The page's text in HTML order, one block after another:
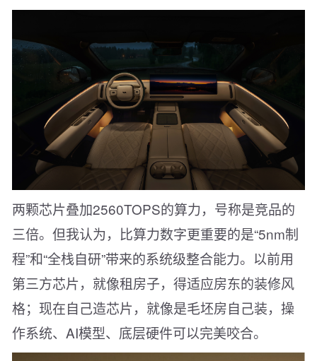
两颗芯片叠加2560TOPS的算力，号称是竞品的
三倍。但我认为，比算力数字更重要的是“5nm制
程”和“全栈自研”带来的系统级整合能力。以前用
第三方芯片，就像租房子，得适应房东的装修风
格；现在自己造芯片，就像是毛坯房自己装，操
作系统、AI模型、底层硬件可以完美咬合。